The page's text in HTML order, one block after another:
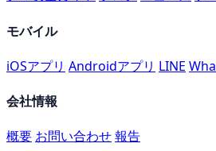
モバイル
iOSアプリ Androidアプリ LINE
会社情報
概要 お問い合わせ報告